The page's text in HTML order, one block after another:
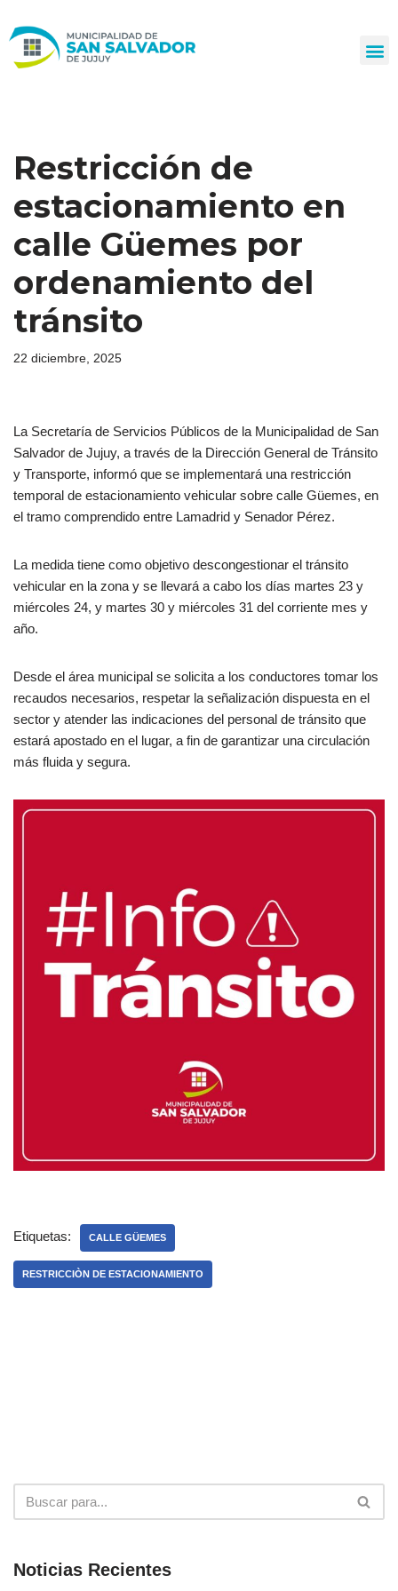
al
Restricción de
estacionamiento en
calle Güemes por
ordenamiento del
tránsito
22 diciembre, 2025
La Secretaría de Servicios Públicos de la Municipalidad de San
Salvador de Jujuy, a través de la Dirección General de Tránsito
y Transporte, informó que se implementará una restricción
temporal de estacionamiento vehicular sobre calle Güemes, en
el tramo comprendido entre Lamadrid y Senador Pérez.
La medida tiene como objetivo descongestionar el tránsito
vehicular en la zona y se llevará a cabo los días martes 23 y
miércoles 24, y martes 30 y miércoles 31 del corriente mes y
año.
Desde el área municipal se solicita a los conductores tomar los
recaudos necesarios, respetar la señalización dispuesta en el
sector y atender las indicaciones del personal de tránsito que
estará apostado en el lugar, a fin de garantizar una circulación
más fluida y segura.
Etiquetas: CALLE GÜEMES
RESTRICCIÒN DE ESTACIONAMIENTO
Noticias Recientes